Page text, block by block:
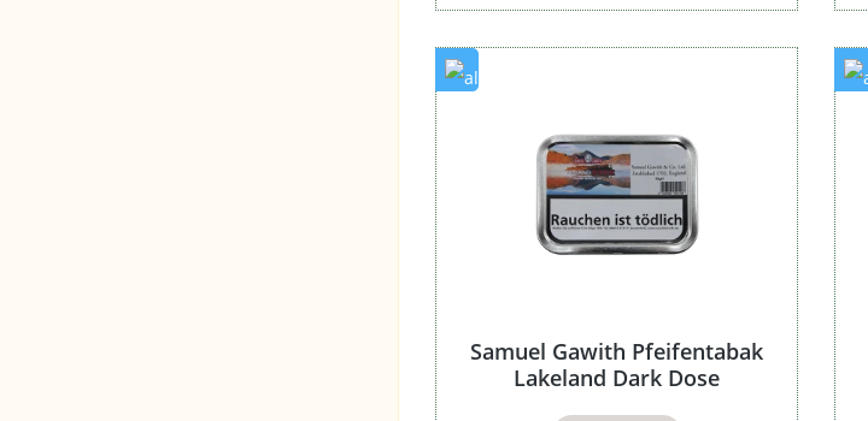
Samuel Gawith Pfeifentabak
Lakeland Dark Dose